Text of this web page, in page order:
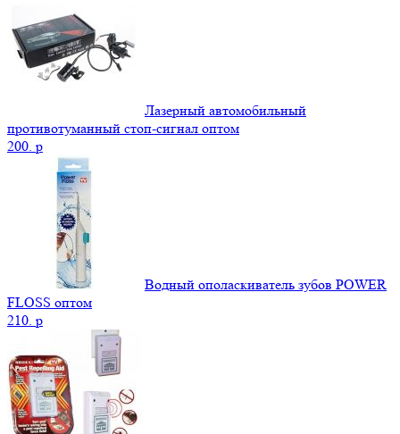
Лазерный автомобильный
противотуманный стоп-сигнал оптом
200. p
Водный ополаскиватель зубов POWER
FLOSS оптом
210. p